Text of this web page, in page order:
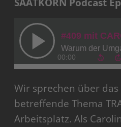
SAATKORN Podcast
Wir sprechen über
betreffende Thema
Arbeitsplatz. Als